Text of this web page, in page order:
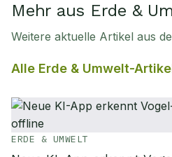
Mehr aus Erde &
Weitere aktuelle Artikel aus
Alle Erde & Umwelt-
ERDE & UMWELT